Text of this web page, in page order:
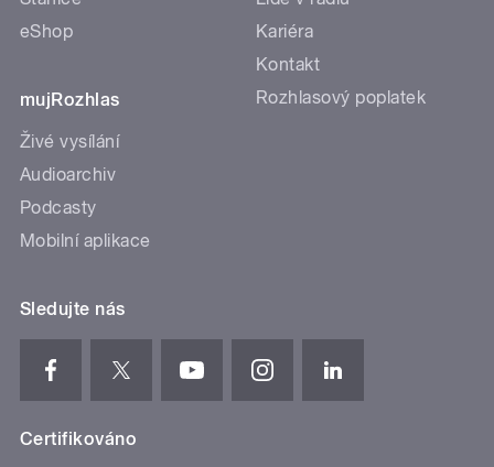
eShop
mujRozhlas
Živé vysílání
Audioarchiv
Podcasty
Mobilní aplikace
Kariéra
Kontakt
Rozhlasový poplatek
Sledujte nás
Certifikováno